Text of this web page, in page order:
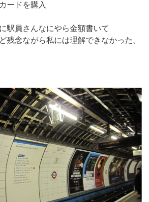
ードを購入
駅員さんなにやら金額書いて
残念ながら私には理解できなかった。